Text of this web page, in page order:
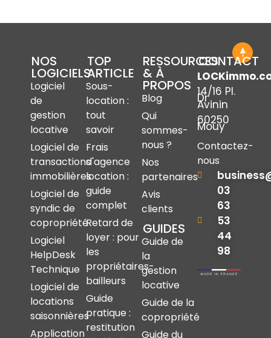
NOS
LOGICIELS
Logiciel
de
gestion
locative
Logiciel de
transactions
immobilières
Logiciel de
syndic de
copropriété
Logiciel
HelpDesk
Technique
Logiciel de
locations
saisonnières
Application
TOP
ARTICLE
Sous-
location :
tout
savoir
Frais
d'agence
location :
guide
complet
Retard de
loyer : pour
les
propriétaires-
bailleurs
Guide
pratique :
restitution
RESSOURCES
& À
PROPOS
Blog
Qui
sommes-
nous ?
Nos
partenaires
Avis
clients
GUIDES
Guide de
la
gestion
locative
Guide de la
copropriété
Guide du
CONTACT
14/16 Pl.
Dr
Avinin
60250
Mouy
Contactez-
nous
03
63
53
44
98